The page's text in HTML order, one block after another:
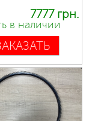
7777 грн.
в наличии